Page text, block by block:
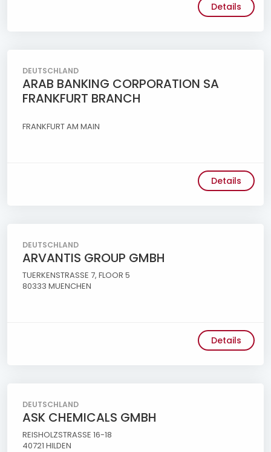
Details
DEUTSCHLAND
ARAB BANKING CORPORATION SA
FRANKFURT BRANCH
FRANKFURT AM MAIN
Details
DEUTSCHLAND
ARVANTIS GROUP GMBH
TUERKENSTRASSE 7, FLOOR 5
80333 MUENCHEN
Details
DEUTSCHLAND
ASK CHEMICALS GMBH
REISHOLZSTRASSE 16-18
40721 HILDEN